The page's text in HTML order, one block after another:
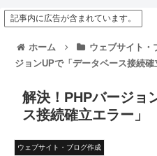
記事内に広告が含まれています。
ホーム ウェブサイト・
ジョンUPで「データベース接続確
解決！PHPバージョ
ス接続確立エラー」
ウェブサイト・ブログ作成